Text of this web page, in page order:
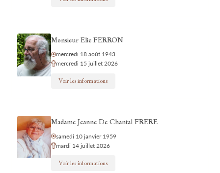
Monsieur Elie FERRON
mercredi 18 août 1943
mercredi 15 juillet 2026
Voir les informations
Madame Jeanne De Chantal FRERE
samedi 10 janvier 1959
mardi 14 juillet 2026
Voir les informations